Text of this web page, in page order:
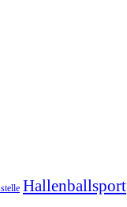
Hallenballsport